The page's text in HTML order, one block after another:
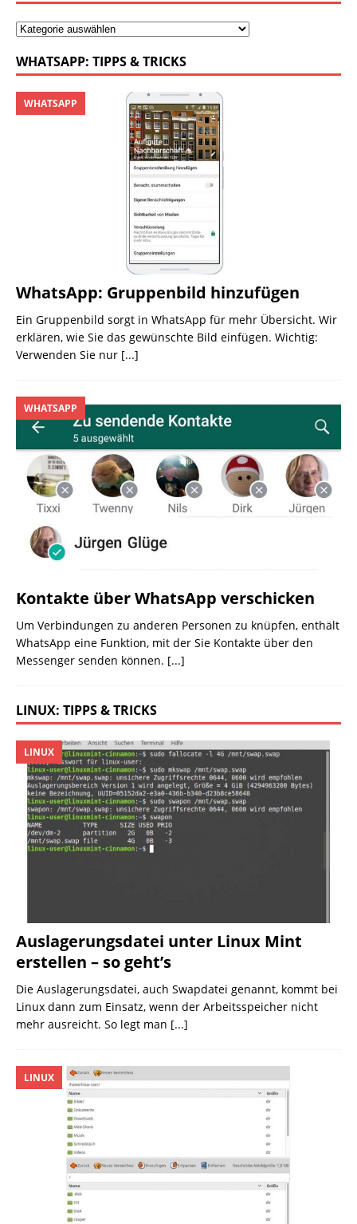
WHATSAPP: TIPPS & TRICKS
WhatsApp: Gruppenbild hinzufügen
WHATSAPP
Ein Gruppenbild sorgt in WhatsApp für mehr Übersicht. Wir
erklären, wie Sie das gewünschte Bild einfügen. Wichtig:
Verwenden Sie nur [...]
Kontakte über WhatsApp verschicken
WHATSAPP
Um Verbindungen zu anderen Personen zu knüpfen, enthält
WhatsApp eine Funktion, mit der Sie Kontakte über den
Messenger senden können. [...]
LINUX: TIPPS & TRICKS
Auslagerungsdatei unter Linux Mint
erstellen – so geht’s
LINUX
Die Auslagerungsdatei, auch Swapdatei genannt, kommt bei
Linux dann zum Einsatz, wenn der Arbeitsspeicher nicht
mehr ausreicht. So legt man [...]
LINUX